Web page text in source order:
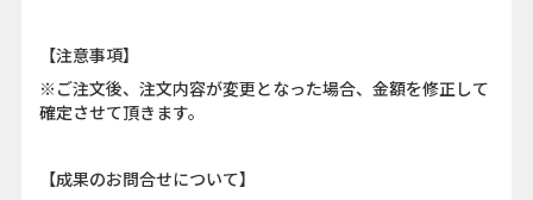
【注意事項】
※ご注文後、注文内容が変更となった場合、金額を修正して
確定させて頂きます。
【成果のお問合せについて】